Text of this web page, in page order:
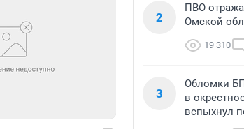
2
ПВО
Омской
19 310
3
Обломки
в
вспыхнул